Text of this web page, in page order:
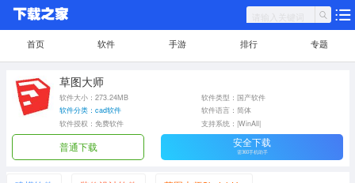
首页 软件 手游 排行 专题
草图大师
软件大小：273.24MB
软件类型：国产软件
软件分类：cad软件
软件语言：简体
软件授权：免费软件
支持系统：|WinAll|
普通下载 安全下载
需360手机助手